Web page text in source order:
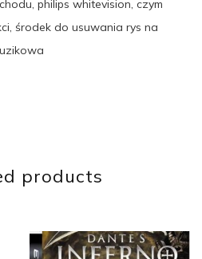
philips whitevision, czym
środek do usuwania rys na
products